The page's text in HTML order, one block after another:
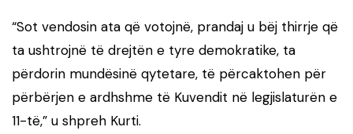
“Sot vendosin ata që votojnë, prandaj u bëj thirrje që
ta ushtrojnë të drejtën e tyre demokratike, ta
përdorin mundësinë qytetare, të përcaktohen për
përbërjen e ardhshme të Kuvendit në legjislaturën e
11-të,” u shpreh Kurti.